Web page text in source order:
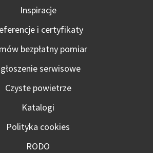
Inspiracje
i certyfikaty
bezpłatny pomiar
serwisowe
Czyste powietrze
Katalogi
Polityka cookies
RODO